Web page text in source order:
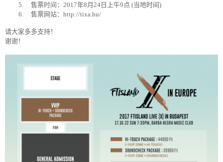
5.
售票时间 ： 2017年8月 24日上午9 点 (当地时间)
6.
售票网站： http://tixa.hu/
请大家多多支持！
谢谢！